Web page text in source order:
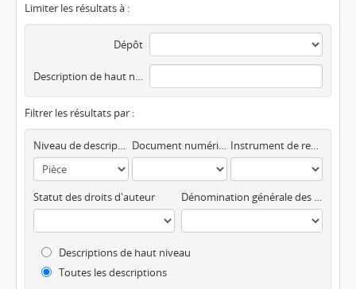
Limiter les résultats à :
Dépôt
Description de haut niveau
Filtrer les résultats par :
Niveau de description Document numérisé disponible Instrument de recherche
Statut des droits d'auteur Dénomination générale des documents
Descriptions de haut niveau
Toutes les descriptions